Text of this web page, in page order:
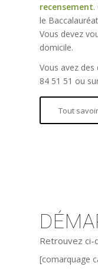
recensement.
le
Vous devez
domicile.
Vous avez des
84 51 51 ou
Tout
Retrouvez ci-
[comarquage